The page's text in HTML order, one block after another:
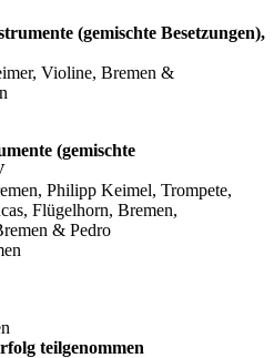
(gemischte Besetzungen),
Violine, Bremen &
(gemischte
Philipp Keimel, Trompete,
Flügelhorn, Bremen,
& Pedro
teilgenommen